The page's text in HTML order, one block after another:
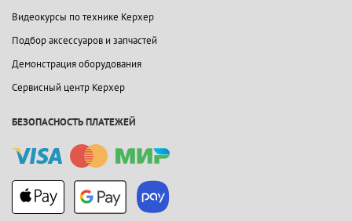
Видеокурсы по технике Керхер
Подбор аксессуаров и запчастей
Демонстрация оборудования
Сервисный центр Керхер
БЕЗОПАСНОСТЬ ПЛАТЕЖЕЙ